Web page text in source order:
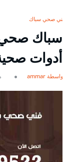
فني صحي سباك
أدوات
بواسطة ammar